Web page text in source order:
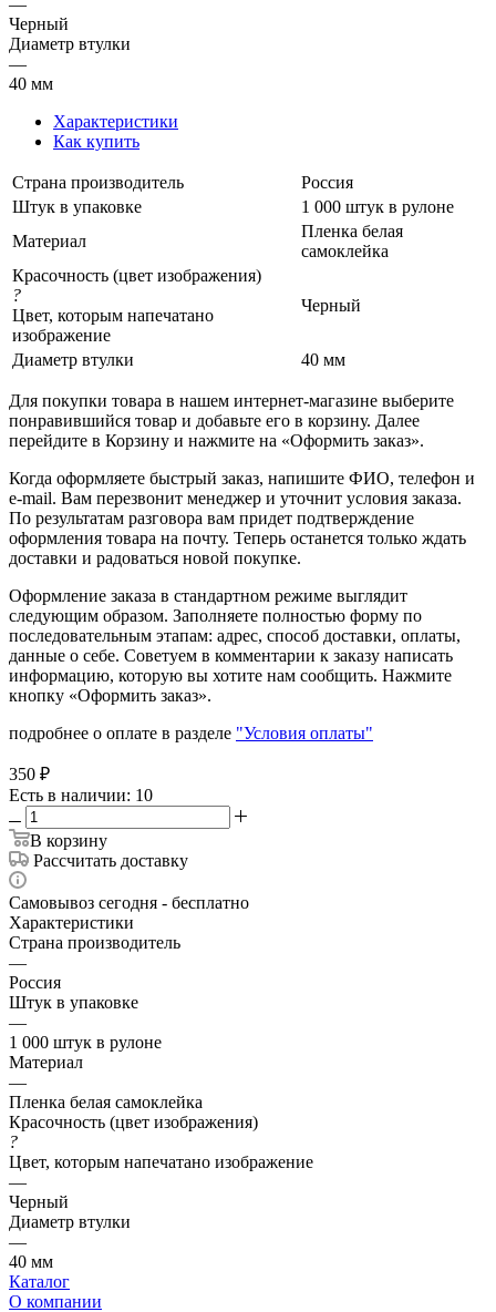
Черный
Диаметр втулки
—
40 мм
Характеристики
Как купить
Страна производитель
Россия
Штук в упаковке
1 000 штук в рулоне
Материал
Пленка белая
самоклейка
Красочность (цвет изображения)
?
Цвет, которым напечатано
изображение
Черный
Диаметр втулки 40 мм
Для покупки товара в нашем интернет-магазине выберите
понравившийся товар и добавьте его в корзину. Далее
перейдите в Корзину и нажмите на «Оформить заказ».
Когда оформляете быстрый заказ, напишите ФИО, телефон и
e-mail. Вам перезвонит менеджер и уточнит условия заказа.
По результатам разговора вам придет подтверждение
оформления товара на почту. Теперь останется только ждать
доставки и радоваться новой покупке.
Оформление заказа в стандартном режиме выглядит
следующим образом. Заполняете полностью форму по
последовательным этапам: адрес, способ доставки, оплаты,
данные о себе. Советуем в комментарии к заказу написать
информацию, которую вы хотите нам сообщить. Нажмите
кнопку «Оформить заказ».
подробнее о оплате в разделе "Условия оплаты"
350 ₽
Есть в наличии: 10
В корзину
Рассчитать доставку
Самовывоз сегодня - бесплатно
Характеристики
Страна производитель
—
Россия
Штук в упаковке
—
1 000 штук в рулоне
Материал
—
Пленка белая самоклейка
Красочность (цвет изображения)
?
Цвет, которым напечатано изображение
—
Черный
Диаметр втулки
—
40 мм
Каталог
О компании